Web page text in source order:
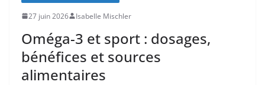
27 juin 2026 Isabelle Mischler
Oméga-3 et sport : dosages,
bénéfices et sources
alimentaires